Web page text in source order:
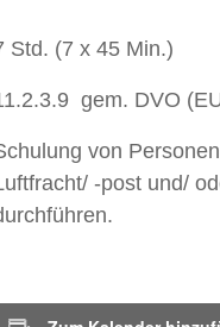
Std. (7 x 45 Min.)
gem. DVO
von
-post und/